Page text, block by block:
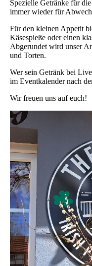
Spezielle Getränke für
immer wieder für
Für den kleinen Appetit
Käsespieße oder einen
Abgerundet wird unser
und Torten.
Wer sein Getränk bei
im Eventkalender nach
Wir freuen uns auf euch!